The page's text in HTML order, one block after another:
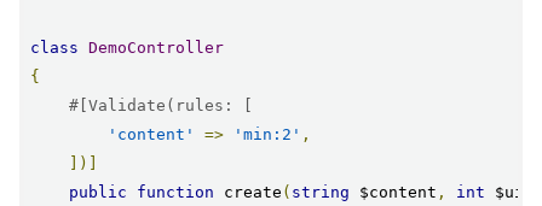
class DemoController
{
#[Validate(rules: [
'content'
=> 'min:2' ,
])]
public
function create ( string $content , int $uid